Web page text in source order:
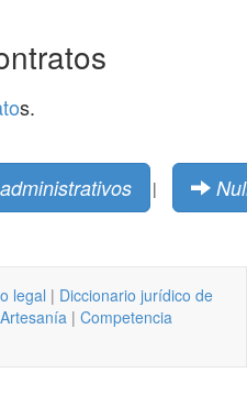
s.
|
legal | Diccionario jurídico de
Artesanía | Competencia